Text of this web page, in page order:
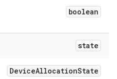
boolean
state
DeviceAllocationState